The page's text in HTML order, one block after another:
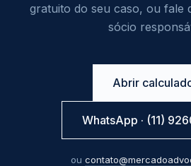
gratuito do seu caso, ou fale
sócio
Abrir
WhatsApp · (11)
ou